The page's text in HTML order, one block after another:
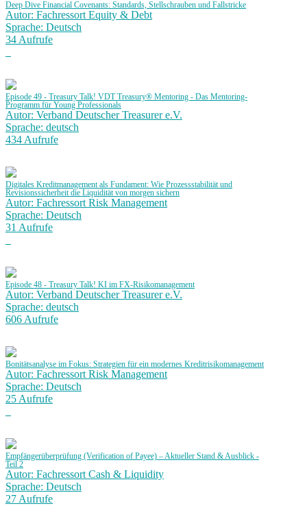
Deep Dive Financial Covenants: Standards, Stellschrauben und Fallstricke
Autor: Fachressort Equity & Debt
Sprache: Deutsch
34 Aufrufe
Episode 49 - Treasury Talk! VDT Treasury® Mentoring - Das Mentoring-
Programm für Young Professionals
Autor: Verband Deutscher Treasurer e.V.
Sprache: deutsch
434 Aufrufe
Digitales Kreditmanagement als Fundament: Wie Prozessstabilität und
Revisionssicherheit die Liquidität von morgen sichern
Autor: Fachressort Risk Management
Sprache: Deutsch
31 Aufrufe
Episode 48 - Treasury Talk! KI im FX-Risikomanagement
Autor: Verband Deutscher Treasurer e.V.
Sprache: deutsch
606 Aufrufe
Bonitätsanalyse im Fokus: Strategien für ein modernes Kreditrisikomanagement
Autor: Fachressort Risk Management
Sprache: Deutsch
25 Aufrufe
Empfängerüberprüfung (Verification of Payee) – Aktueller Stand & Ausblick -
Teil 2
Autor: Fachressort Cash & Liquidity
Sprache: Deutsch
27 Aufrufe